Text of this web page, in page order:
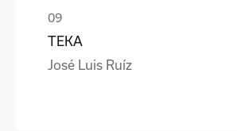
TEKA
José Luis Ruíz